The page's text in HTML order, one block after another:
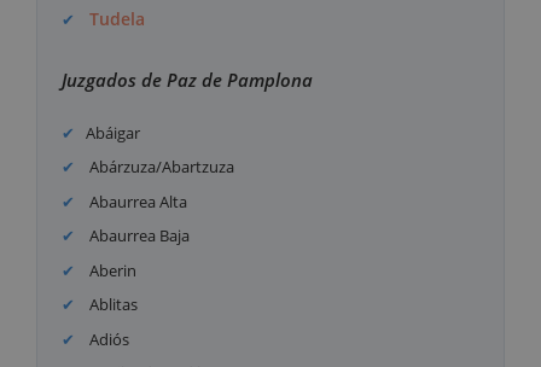
Tudela
Juzgados de Paz de Pamplona
Abáigar
Abárzuza/Abartzuza
Abaurrea Alta
Abaurrea Baja
Aberin
Ablitas
Adiós